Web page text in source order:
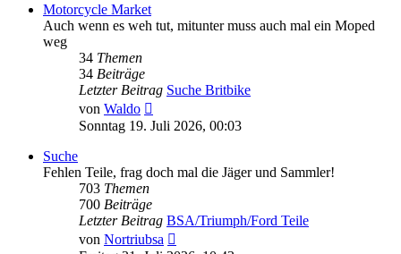
Motorcycle Market
Auch wenn es weh tut, mitunter muss auch mal ein Moped
weg
34 Themen
34 Beiträge
Letzter Beitrag Suche Britbike
von Waldo
Beitrag
Sonntag 19. Juli 2026, 00:03
Suche
Fehlen Teile, frag doch mal die Jäger und Sammler!
703 Themen
700 Beiträge
Letzter Beitrag BSA/Triumph/Ford Teile
von Nortriubsa